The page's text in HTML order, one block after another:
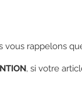
vous rappelons
, si votre